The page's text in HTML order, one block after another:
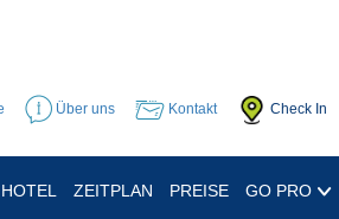
Über uns Kontakt Check In
ZEITPLAN PREISE GO PRO